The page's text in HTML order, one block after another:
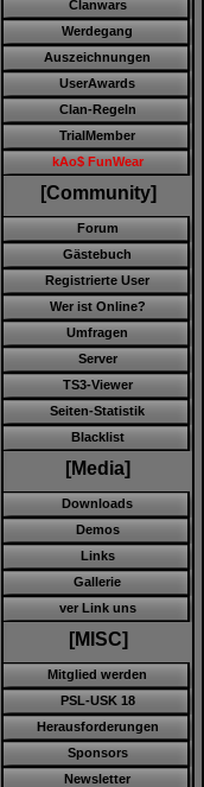
Clanwars
Werdegang
Auszeichnungen
UserAwards
Clan-Regeln
TrialMember
kAo$ FunWear
[Community]
Forum
Gästebuch
Registrierte User
Wer ist Online?
Umfragen
Server
TS3-Viewer
Seiten-Statistik
Blacklist
[Media]
Downloads
Demos
Links
Gallerie
ver Link uns
[MISC]
Mitglied werden
PSL-USK 18
Herausforderungen
Sponsors
Newsletter